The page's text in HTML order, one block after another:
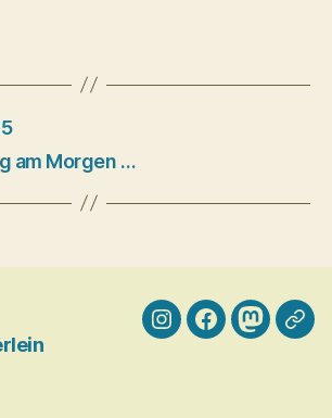
am Morgen …
InstagramFacebook